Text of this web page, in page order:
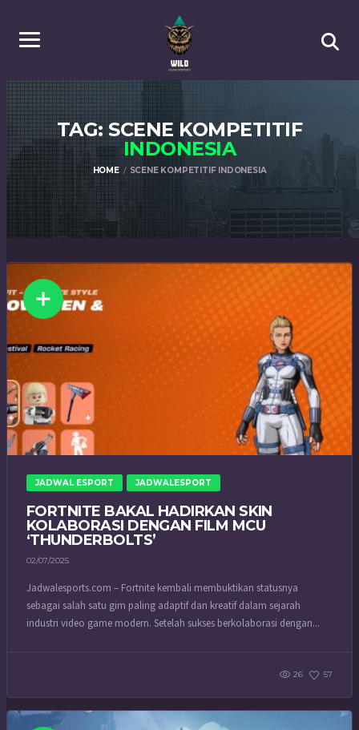
TAG: SCENE KOMPETITIF
INDONESIA
HOME SCENE KOMPETITIF INDONESIA
JADWAL ESPORT JADWALESPORT
FORTNITE BAKAL HADIRKAN SKIN
KOLABORASI DENGAN FILM MCU
‘THUNDERBOLTS’
02/07/2025
Jadwalesports.com – Fortnite kembali membuktikan statusnya
sebagai salah satu gim paling adaptif dan kreatif dalam sejarah
industri video game modern. Setelah sukses berkolaborasi dengan...
26 57